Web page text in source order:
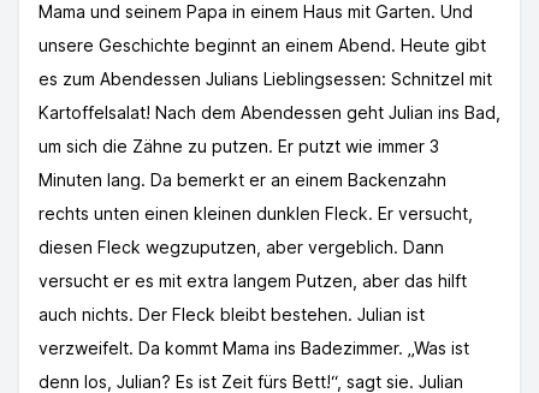
Mama und seinem Papa in einem Haus mit Garten. Und
unsere Geschichte beginnt an einem Abend. Heute gibt
es zum Abendessen Julians Lieblingsessen: Schnitzel mit
Kartoffelsalat! Nach dem Abendessen geht Julian ins Bad,
um sich die Zähne zu putzen. Er putzt wie immer 3
Minuten lang. Da bemerkt er an einem Backenzahn
rechts unten einen kleinen dunklen Fleck. Er versucht,
diesen Fleck wegzuputzen, aber vergeblich. Dann
versucht er es mit extra langem Putzen, aber das hilft
auch nichts. Der Fleck bleibt bestehen. Julian ist
verzweifelt. Da kommt Mama ins Badezimmer. „Was ist
denn los, Julian? Es ist Zeit fürs Bett!“, sagt sie. Julian